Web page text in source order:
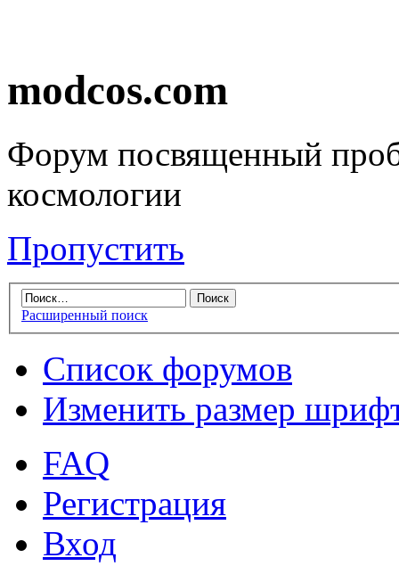
modcos.com
Форум посвященный
космологии
Пропустить
Расширенный поиск
Список форумов
Изменить размер
FAQ
Регистрация
Вход